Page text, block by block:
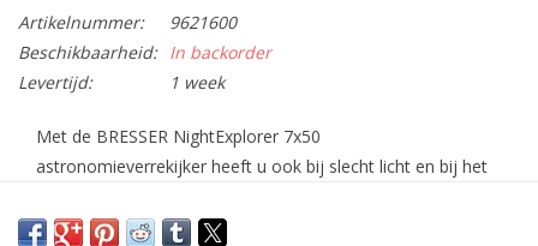
Artikelnummer:
9621600
Beschikbaarheid: In backorder
Levertijd:
1 week
Met de BRESSER NightExplorer 7x50
astronomieverrekijker heeft u ook bij slecht licht en bij het
Anderzijds laat de50 mm lensdiameter